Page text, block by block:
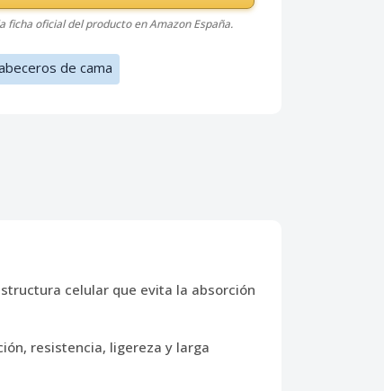
ficha oficial del producto en Amazon España.
de cama
celular que evita la absorción
resistencia, ligereza y larga